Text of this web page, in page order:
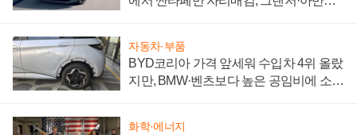
자동차·부품
BYD코리아 가격 앞세워 수입차 4위 올랐
지만, BMW·벤츠보다 높은 공임비에 소비
화학·에너지